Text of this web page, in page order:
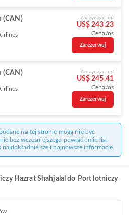
(CAN) Zaczynając od
US$ 243.23
Cena/os
Zarezerwuj
(CAN) Zaczynając od
US$ 245.41
Cena/os
Zarezerwuj
na tej stronie mogą nie być
bez wcześniejszego powiadomienia.
i najnowsze informacje.
Hazrat Shahjalal do Port lotniczy